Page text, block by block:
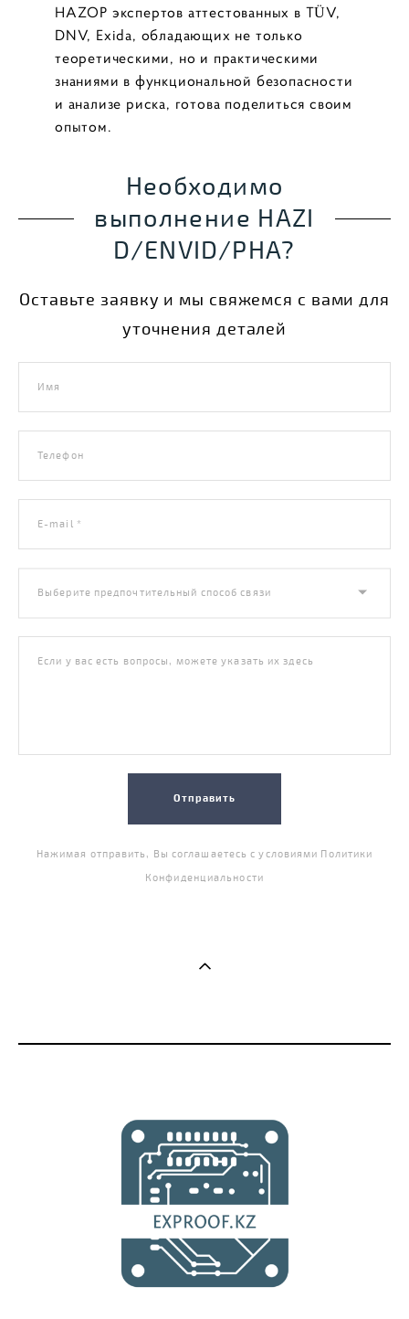
HAZOP экспертов аттестованных в TÜV,
DNV, Exida, обладающих не только
теоретическими, но и практическими
знаниями в функциональной безопасности
и анализе риска, готова поделиться своим
опытом.
Необходимо
выполнение HAZI
D/ENVID/РНА?
Оставьте заявку и мы свяжемся с вами для
уточнения деталей
Имя
Телефон
E-mail *
Выберите предпочтительный способ связи
Если у вас есть вопросы, можете указать их здесь
Отправить
Нажимая отправить, Вы соглашаетесь с условиями Политики
Конфиденциальности